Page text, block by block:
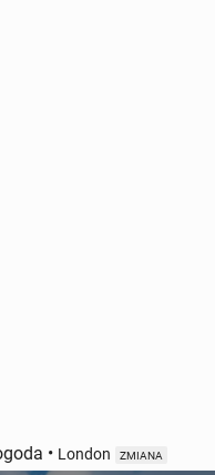
• London ZMIANA